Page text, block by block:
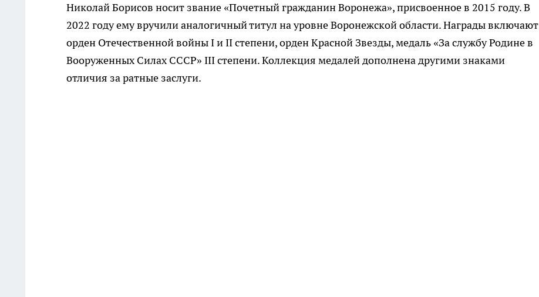
Николай Борисов носит звание «Почетный гражданин Воронежа», присвоенное в 2015 году. В
2022 году ему вручили аналогичный титул на уровне Воронежской области. Награды включают
орден Отечественной войны I и II степени, орден Красной Звезды, медаль «За службу Родине в
Вооруженных Силах СССР» III степени. Коллекция медалей дополнена другими знаками
отличия за ратные заслуги.